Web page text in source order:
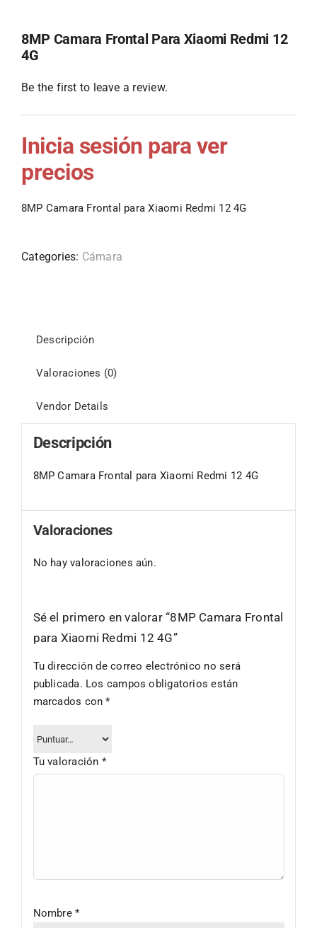
8MP Camara Frontal Para Xiaomi Redmi 12
4G
Be the first to leave a review.
Inicia sesión para ver
precios
8MP Camara Frontal para Xiaomi Redmi 12 4G
Categories: Cámara
Descripción
Valoraciones (0)
Vendor Details
Descripción
8MP Camara Frontal para Xiaomi Redmi 12 4G
Valoraciones
No hay valoraciones aún.
Sé el primero en valorar “8MP Camara Frontal
para Xiaomi Redmi 12 4G”
Tu dirección de correo electrónico no será
publicada. Los campos obligatorios están
marcados con*
Tu valoración *
Nombre*